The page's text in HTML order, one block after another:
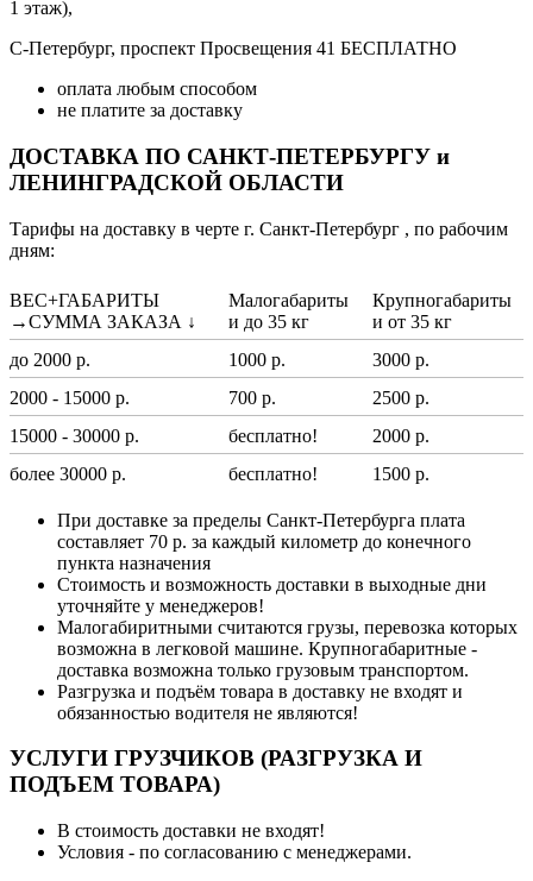
1 этаж),
С-Петербург, проспект Просвещения 41 БЕСПЛАТНО
оплата любым способом
не платите за доставку
ДОСТАВКА ПО САНКТ-ПЕТЕРБУРГУ и
ЛЕНИНГРАДСКОЙ ОБЛАСТИ
Тарифы на доставку в черте г. Санкт-Петербург , по рабочим
дням:
ВЕС+ГАБАРИТЫ
→СУММА ЗАКАЗА ↓
Малогабариты
и до 35 кг
Крупногабариты
и от 35 кг
до 2000 р.
1000 р.
3000 р.
2000 - 15000 р.
700 р.
2500 р.
15000 - 30000 р.
бесплатно!
2000 р.
более 30000 р.
бесплатно! 1500 р.
При доставке за пределы Санкт-Петербурга плата
составляет 70 р. за каждый километр до конечного
пункта назначения
Стоимость и возможность доставки в выходные дни
уточняйте у менеджеров!
Малогабиритными считаются грузы, перевозка которых
возможна в легковой машине. Крупногабаритные -
доставка возможна только грузовым транспортом.
Разгрузка и подъём товара в доставку не входят и
обязанностью водителя не являются!
УСЛУГИ ГРУЗЧИКОВ (РАЗГРУЗКА И
ПОДЪЕМ ТОВАРА)
В стоимость доставки не входят!
Условия - по согласованию с менеджерами.